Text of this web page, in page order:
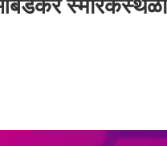
स्मारकस्थळी